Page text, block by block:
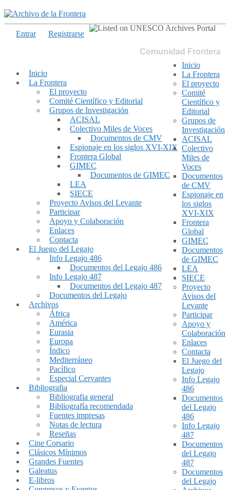
Comunidad Frontera
Inicio
La Frontera
El proyecto
Comité Científico y Editorial
Grupos de Investigación
ACISAL
Colectivo Miles de Voces
Documentos de CMV
Espionaje en los siglos XVI-XIX
Frontera Global
GIMEC
Documentos de GIMEC
LEA
SIECE
Proyecto Avisos del Levante
Participar
Apoyo y Colaboración
Enlaces
Contacta
El Juego del Legajo
Info Legajo 486
Documentos del Legajo 486
Info Legajo 487
Documentos del Legajo 487
Documentos del Legajo
Archivos
África
América
Eurasia
Europa
Índico
Mediterráneo
Pacífico
Especial Cervantes
Bibliografia
Bibliografia general
Bibliografía recomendada
Fuentes impresas
Notas de lectura
Reseñas
Cine Corsario
Clásicos Mínimos
Grandes Fuentes
Galeatus
E-libros
Entrar Registrarse
Inicio
La Frontera
El proyecto
Comité
Científico y
Editorial
Grupos de
Investigación
ACISAL
Colectivo
Miles de
Voces
Documentos
de CMV
Espionaje en
los siglos
XVI-XIX
Frontera
Global
GIMEC
Documentos
de GIMEC
LEA
SIECE
Proyecto
Avisos del
Levante
Participar
Apoyo y
Colaboración
Enlaces
Contacta
El Juego del
Legajo
Info Legajo
486
Documentos
del Legajo
486
Info Legajo
487
Documentos
del Legajo
487
Documentos
del Legajo